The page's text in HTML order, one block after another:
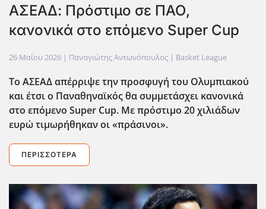
ΑΣΕΑΔ: Πρόστιμο σε ΠΑΟ,
κανονικά στο επόμενο Super Cup
26 Μαΐου 2026 | Παναγιώτης Αντωνόπουλος | Basket League
Το ΑΣΕΑΔ απέρριψε την προσφυγή του Ολυμπιακού
και έτσι ο Παναθηναϊκός θα συμμετάσχει κανονικά
στο επόμενο Super Cup. Με πρόστιμο 20 χιλιάδων
ευρώ τιμωρήθηκαν οι «πράσινοι».
ΠΕΡΙΣΣΌΤΕΡΑ